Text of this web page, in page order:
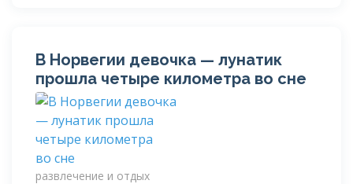
В Норвегии девочка — лунатик
прошла четыре километра во сне
развлечение и отдых